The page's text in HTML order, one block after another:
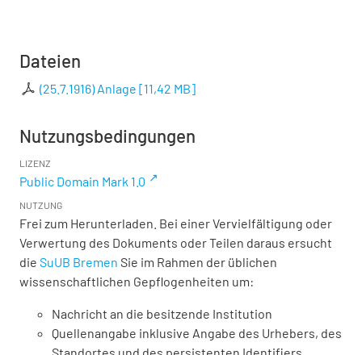
Dateien
(25.7.1916) Anlage [11,42 MB]
Nutzungsbedingungen
LIZENZ
Public Domain Mark 1.0
NUTZUNG
Frei zum Herunterladen. Bei einer Vervielfältigung oder
Verwertung des Dokuments oder Teilen daraus ersucht
die SuUB Bremen Sie im Rahmen der üblichen
wissenschaftlichen Gepflogenheiten um:
Nachricht an die besitzende Institution
Quellenangabe inklusive Angabe des Urhebers, des